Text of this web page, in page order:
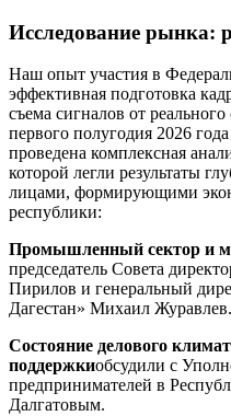
Исследование рынка:
Наш опыт участия в
эффективная подготовка
съема сигналов от
первого полугодия 2026
проведена комплексная
которой легли результаты
лицами, формирующими
республики:
Промышленный сектор и
председатель Совета
Пирилов и генеральный
Дагестан» Михаил Журавлев.
Состояние делового
поддержкиобсудили с
предпринимателей в
Далгатовым.